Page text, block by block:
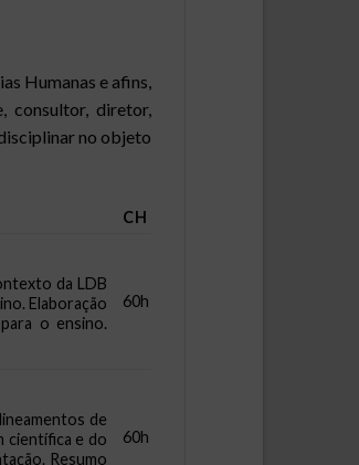
Humanas e afins,
consultor, diretor,
no objeto
CH
da LDB
Elaboração
o ensino.
60h
de
científica e do
Resumo
60h